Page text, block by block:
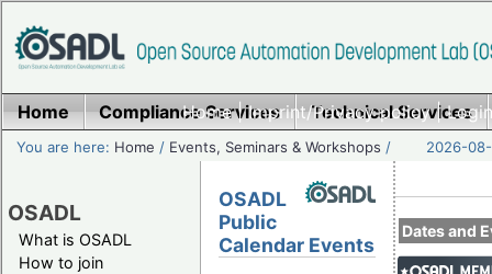
Home|Imprint/Privacy policy|
Home Compliance Services Technical Services
You are here: Home / Events, Seminars & Workshops / 2026-
OSADL
What is OSADL
How to join
Dates and
OSADL
Public
Calendar Events